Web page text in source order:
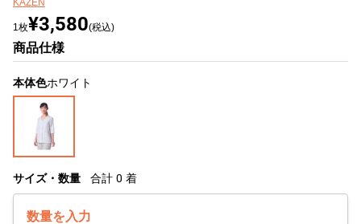
KAZEN
1枚¥3,580(税込)
商品仕様
本体色ホワイト
サイズ・数量 合計 0 着
数量を入力